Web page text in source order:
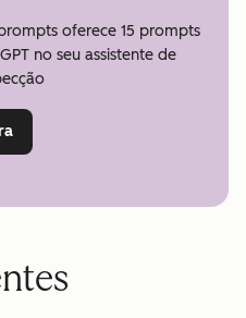
oferece 15 prompts
no seu assistente de